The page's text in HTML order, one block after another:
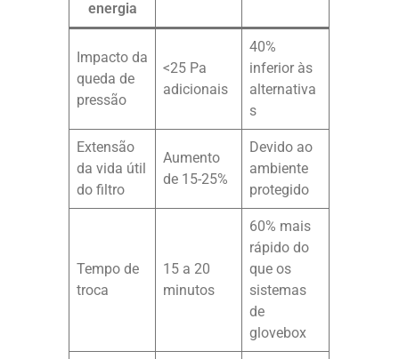
energia
Impacto da
queda de
pressão
<25 Pa
adicionais
40%
inferior às
alternativa
s
Extensão
da vida útil
do filtro
Aumento
de 15-25%
Devido ao
ambiente
protegido
Tempo de
troca
15 a 20
minutos
60% mais
rápido do
que os
sistemas
de
glovebox